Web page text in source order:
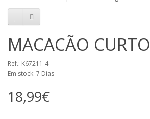
MACACÃO CURTO
Ref.: K67211-4
Em stock: 7 Dias
18,99€